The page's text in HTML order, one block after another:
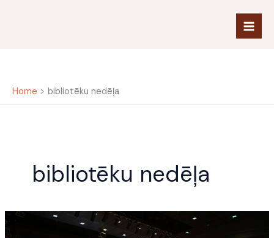
Home bibliotēku nedēļa
bibliotēku nedēļa
Atskats